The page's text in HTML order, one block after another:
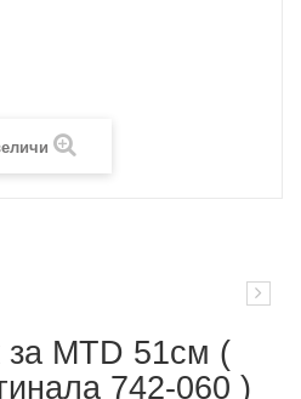
за MTD 51см (
742-060 )